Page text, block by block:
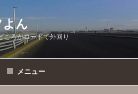
よん
ころかロードで外回り
メニュー